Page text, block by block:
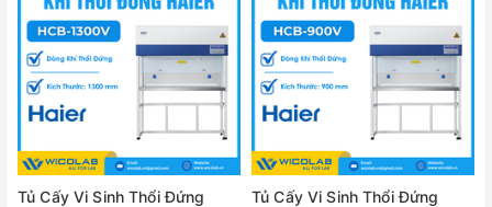
Tủ Cấy Vi Sinh Thổi Đứng
Tủ Cấy Vi Sinh Thổi Đứng